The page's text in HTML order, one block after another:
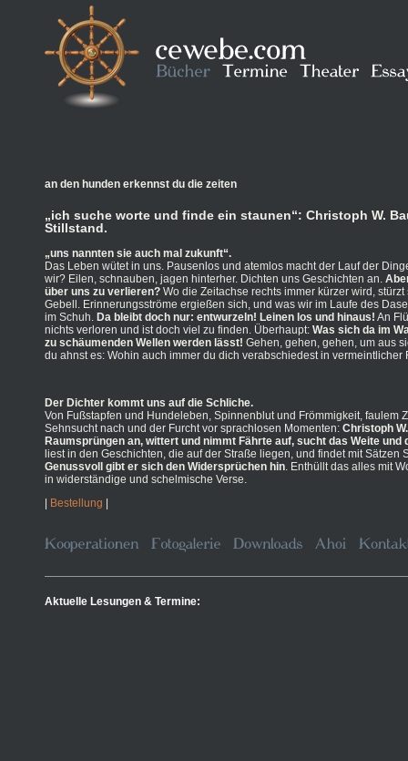
an den hunden erkennst du die zeiten
„ich suche worte und finde ein staunen“: Christoph W.
Stillstand.
„uns nannten sie auch mal zukunft“.
Das Leben wütet in uns. Pausenlos und atemlos macht der Lauf der
wir? Eilen, schnauben, jagen hinterher. Dichten uns Geschichten an.
über uns zu verlieren? Wo die Zeitachse rechts immer kürzer wird,
Gebell. Erinnerungsströme ergießen sich, und was wir im Laufe des
im Schuh. Da bleibt doch nur: entwurzeln! Leinen los und hinaus! An
nichts verloren und ist doch viel zu finden. Überhaupt: Was sich da im
zu schäumenden Wellen werden lässt! Gehen, gehen, gehen, um aus
du ahnst es: Wohin auch immer du dich verabschiedest in vermeintlicher
Der Dichter kommt uns auf die Schliche.
Von Fußstapfen und Hundeleben, Spinnenblut und Frömmigkeit, faulem
Sehnsucht nach und der Furcht vor sprachlosen Momenten: Christoph
Raumsprüngen an, wittert und nimmt Fährte auf, sucht das Weite und
liest in den Geschichten, die auf der Straße liegen, und findet mit Sätzen
Genussvoll gibt er sich den Widersprüchen hin. Enthüllt das alles mit
in widerständige und schelmische Verse.
Bestellung
Aktuelle Lesungen & Termine: